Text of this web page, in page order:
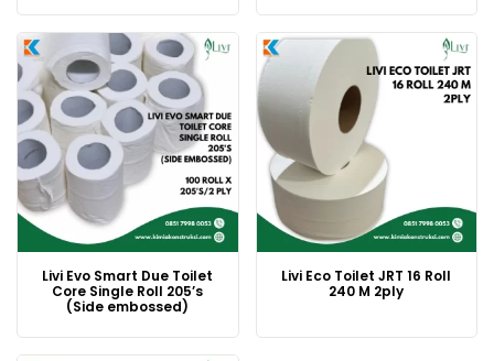
Livi Evo Smart Due Toilet
Core Single Roll 205’s
(Side embossed)
Livi Eco Toilet JRT 16 Roll
240 M 2ply